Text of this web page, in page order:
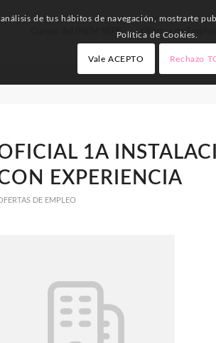
Cursos del INEM SEPE Ofertas de Empleo
1A
EXPERIENCIA
DE EMPLEO
de tus hábitos de navegación, mostrarte
Política de Cookies.
Vale ACEPTO Rechazo